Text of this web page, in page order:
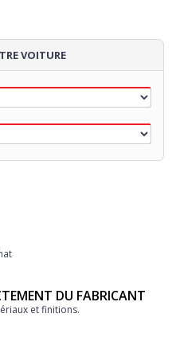
VOITURE
DU FABRICANT
et finitions.